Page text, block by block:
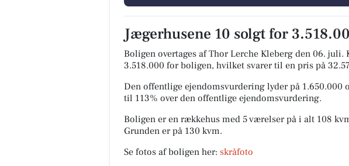
Jægerhusene 10 solgt for
Boligen overtages af Thor Lerche Kleberg den 06. juli.
3.518.000 for boligen, hvilket svarer til en pris på
Den offentlige ejendomsvurdering lyder på 1.650.000
til 113% over den offentlige ejendomsvurdering.
Boligen er en rækkehus med 5 værelser på i alt 108
Grunden er på 130 kvm.
Se fotos af boligen her: skråfoto